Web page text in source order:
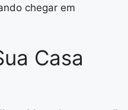
chegar em
Casa